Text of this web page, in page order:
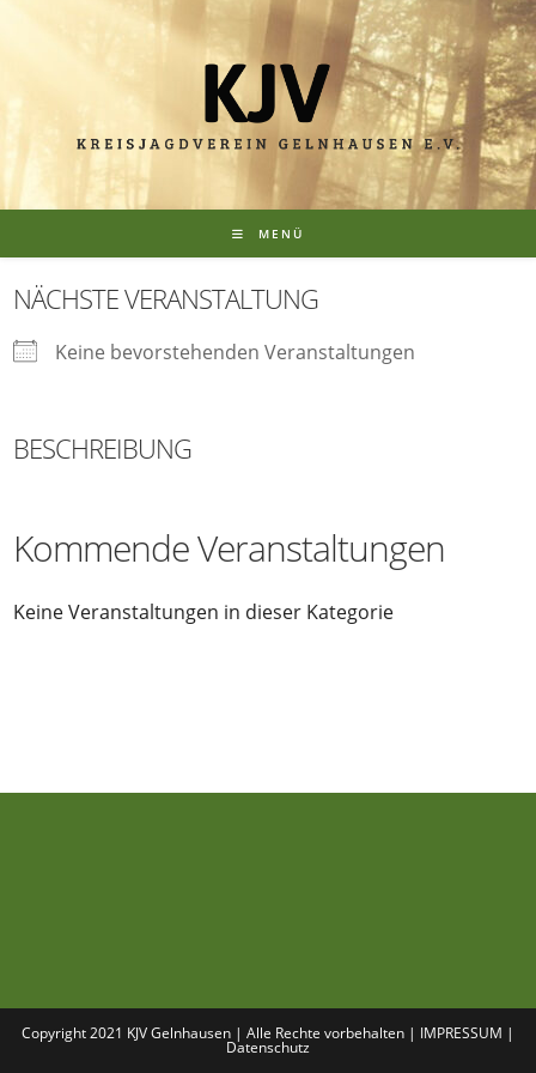
MENÜ
NÄCHSTE VERANSTALTUNG
Keine bevorstehenden Veranstaltungen
BESCHREIBUNG
Kommende Veranstaltungen
Keine Veranstaltungen in dieser Kategorie
Copyright 2021 KJV Gelnhausen | Alle Rechte vorbehalten | IMPRESSUM |
Datenschutz